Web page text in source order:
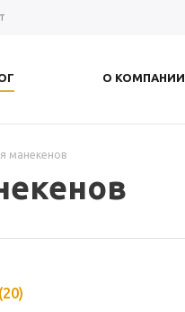
О КОМПАНИИ
манекенов
(20)